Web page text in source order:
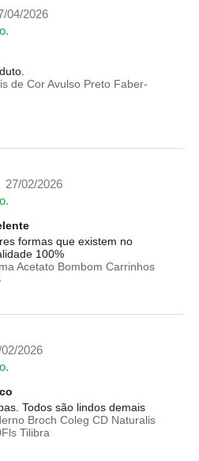
04/2026
de Cor Avulso Preto Faber-
27/02/2026
formas que existem no
100%
Acetato Bombom Carrinhos
2026
Todos são lindos demais
Broch Coleg CD Naturalis
Tilibra